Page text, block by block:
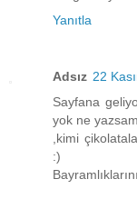
Yanıtla
Adsız 22
Sayfana
yok ne
,kimi
:)